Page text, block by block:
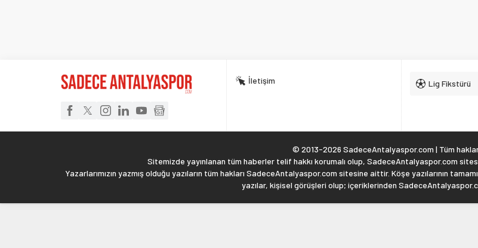
İletişim Lig Fikstürü
© 2013-2026 SadeceAntalyaspor.com | Tüm hakları
Sitemizde yayınlanan tüm haberler telif hakkı korumalı olup, SadeceAntalyaspor.com
Yazarlarımızın yazmış olduğu yazıların tüm hakları SadeceAntalyaspor.com sitesine aittir. Köşe yazılarının
yazılar, kişisel görüşleri olup; içeriklerinden